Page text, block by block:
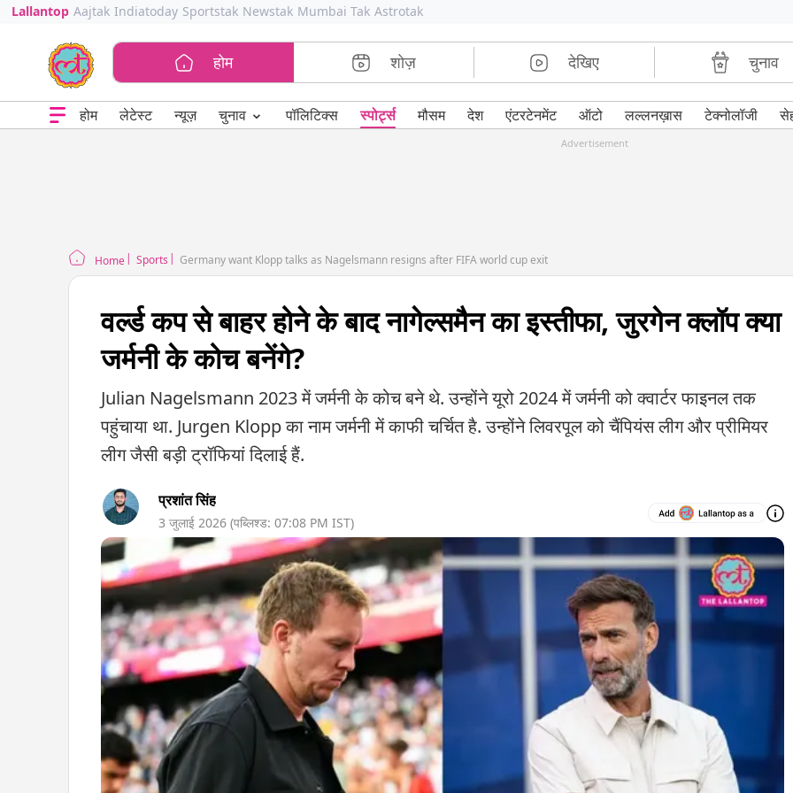
Lallantop Aajtak Indiatoday Sportstak Newstak Mumbai Tak Astrotak
होम शोज़ देखिए चुनाव
होम लेटेस्ट न्यूज़ चुनाव ⌄ पॉलिटिक्स स्पोर्ट्स मौसम देश एंटरटेनमेंट ऑटो लल्लनख़ास टेक्नोलॉजी
Advertisement
Home Sports Germany want Klopp talks as Nagelsmann resigns after FIFA world cup exit
वर्ल्ड कप से बाहर होने के बाद नागेल्समैन का इस्तीफा, जुरगेन क्लॉप क्या
जर्मनी के कोच बनेंगे?
Julian Nagelsmann 2023 में जर्मनी के कोच बने थे. उन्होंने यूरो 2024 में जर्मनी को क्वार्टर फाइनल तक
पहुंचाया था. Jurgen Klopp का नाम जर्मनी में काफी चर्चित है. उन्होंने लिवरपूल को चैंपियंस लीग और प्रीमियर
लीग जैसी बड़ी ट्रॉफियां दिलाई हैं.
प्रशांत सिंह
3 जुलाई 2026 (पब्लिश्ड: 07:08 PM IST)